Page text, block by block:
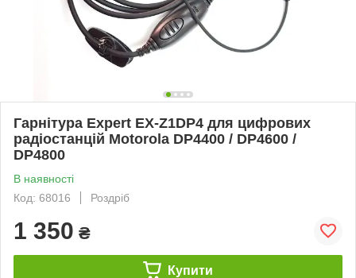
Гарнітура Expert EX-Z1DP4 для цифрових
радіостанцій Motorola DP4400 / DP4600 /
DP4800
В наявності
Код: 68016
Роздріб
1 350 ₴
Купити